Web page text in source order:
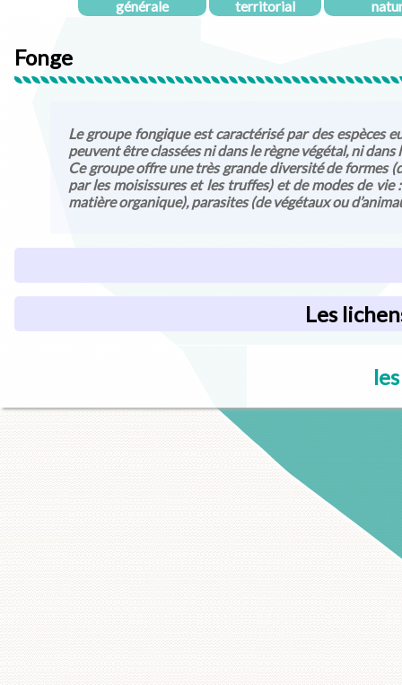
générale
territorial
Fonge
Le groupe fongique est caractérisé par des espèces
peuvent être classées ni dans le règne végétal, ni dans
Ce groupe offre une très grande diversité de formes
par les moisissures et les truffes) et de modes de
matière organique), parasites (de végétaux ou
Les